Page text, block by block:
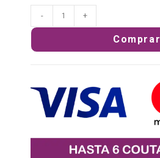
- +
Comprar